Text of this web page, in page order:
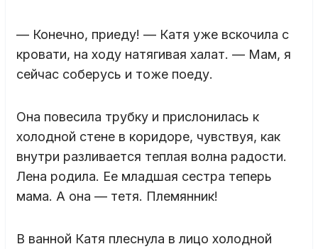
— Конечно, приеду! — Катя уже вскочила с
кровати, на ходу натягивая халат. — Мам, я
сейчас соберусь и тоже поеду.
Она повесила трубку и прислонилась к
холодной стене в коридоре, чувствуя, как
внутри разливается теплая волна радости.
Лена родила. Ее младшая сестра теперь
мама. А она — тетя. Племянник!
В ванной Катя плеснула в лицо холодной